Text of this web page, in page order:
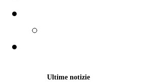
Ultime notizie